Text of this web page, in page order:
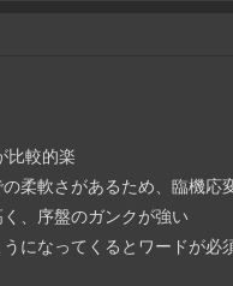
比較的楽
柔軟さがあるため、臨機応
、序盤のガンクが強い
になってくるとワードが